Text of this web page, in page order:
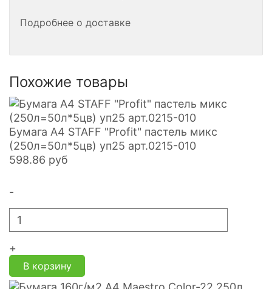
Подробнее о доставке
Похожие товары
Бумага А4 STAFF "Profit" пастель микс
(250л=50л*5цв) уп25 арт.0215-010
598.86 руб
-
+
В корзину